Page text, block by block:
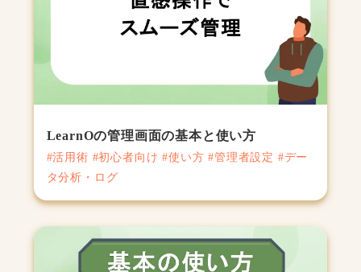
LearnOの管理画面の基本と使い方
#活用術 #初心者向け #使い方 #管理者設定 #デー
タ分析・ログ